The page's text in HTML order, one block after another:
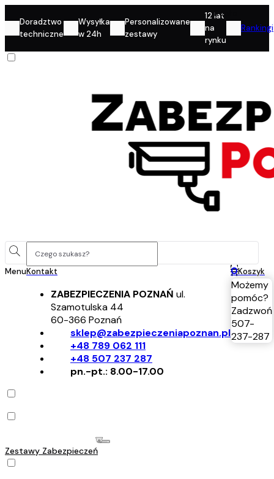
Doradztwo
techniczne
Wysyłka
w 24h
Personalizowane
zestawy
12 lat
na
rynku
Rankingi
MenuKontakt
ZABEZPIECZENIA POZNAŃ ul.
Szamotulska 44
60-366 Poznań
sklep@zabezpieczeniapoznan.pl
+48 789 062 111
+48 507 237 287
pn.-pt.: 8.00-17.00
Konto
0Koszyk
Możemy
pomóc?
Zadzwoń
507-
237-287
Zestawy Zabezpieczeń